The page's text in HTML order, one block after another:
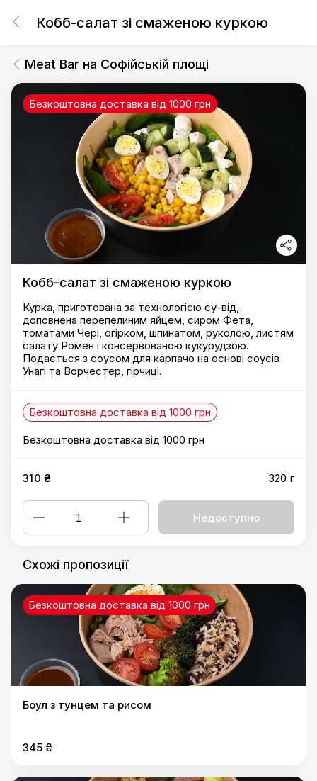
Кобб-салат зі смаженою куркою
Meat Bar на Софійській площі
Безкоштовна доставка від 1000 грн
Кобб-салат зі смаженою куркою
Курка, приготована за технологією су-від,
доповнена перепелиним яйцем, сиром Фета,
томатами Чері, огірком, шпинатом, руколою, листям
салату Ромен і консервованою кукурудзою.
Подається з соусом для карпачо на основі соусів
Унагі та Ворчестер, гірчиці.
Безкоштовна доставка від 1000 грн
Безкоштовна доставка від 1000 грн
310 ₴ 320 г
Недоступно
Схожі пропозиції
Безкоштовна доставка від 1000 грн
Боул з тунцем та рисом
345 ₴